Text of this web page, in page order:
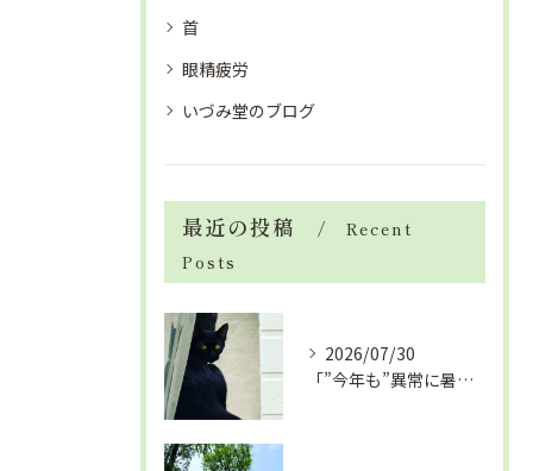
首
眼精疲労
いづみ堂のブログ
最近の投稿
Recent
Posts
2026/07/30
「”今年も”異常に暑い夏」酷暑+冷房＝夏風邪、腰痛、ひざの痛...